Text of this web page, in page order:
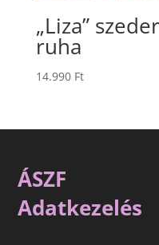
„Liza”
ruha
14.990 Ft
ÁSZF
Adatkezelés